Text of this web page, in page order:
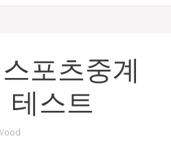
포츠중계
테스트